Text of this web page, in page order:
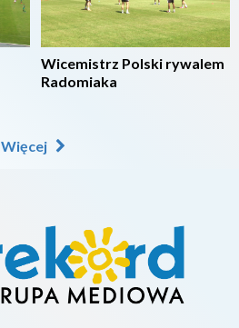
Wicemistrz Polski rywalem
Radomiaka
Więcej